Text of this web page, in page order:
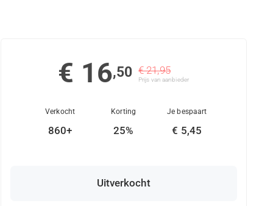
€ 16,50 € 21,95
Prijs van aanbieder
Verkocht
860+
Korting
25%
Je bespaart
€ 5,45
Uitverkocht